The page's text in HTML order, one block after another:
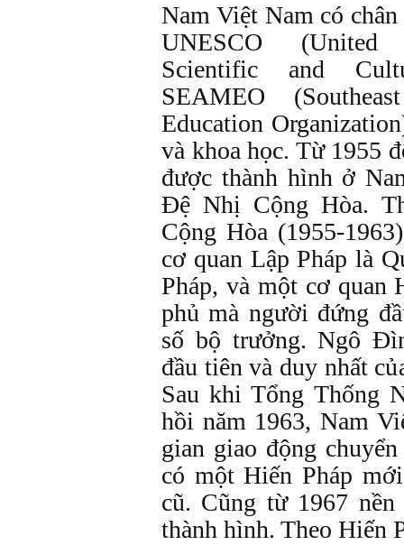
Nam Việt Nam có
UNESCO (United
Scientific and
SEAMEO
Education
và khoa học. Từ 1955
được thành hình ở
Đệ Nhị Cộng Hòa.
Cộng Hòa (1955-
cơ quan Lập Pháp là
Pháp, và một cơ quan
phủ mà người đứng
số bộ trưởng. Ngô
đầu tiên và duy nhất
Sau khi Tổng Thống
hồi năm 1963, Nam
gian giao động
có một Hiến Pháp
cũ. Cũng từ 1967
thành hình. Theo Hiến